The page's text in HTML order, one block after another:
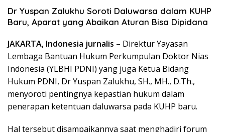
Dr Yuspan Zalukhu Soroti Daluwarsa dalam KUHP
Baru, Aparat yang Abaikan Aturan Bisa Dipidana
JAKARTA, Indonesia jurnalis – Direktur Yayasan
Lembaga Bantuan Hukum Perkumpulan Doktor Nias
Indonesia (YLBHI PDNI) yang juga Ketua Bidang
Hukum PDNI, Dr Yuspan Zalukhu, SH., MH., D.Th.,
menyoroti pentingnya kepastian hukum dalam
penerapan ketentuan daluwarsa pada KUHP baru.
Hal tersebut disampaikannya saat menghadiri forum